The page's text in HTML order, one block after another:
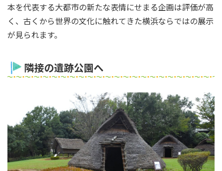
本を代表する大都市の新たな表情にせまる企画は評価が高
く、古くから世界の文化に触れてきた横浜ならではの展示
が見られます。
隣接の遺跡公園へ